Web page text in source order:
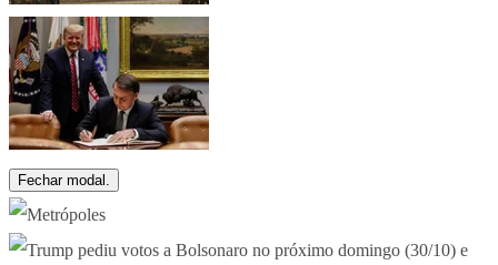
Fechar modal.